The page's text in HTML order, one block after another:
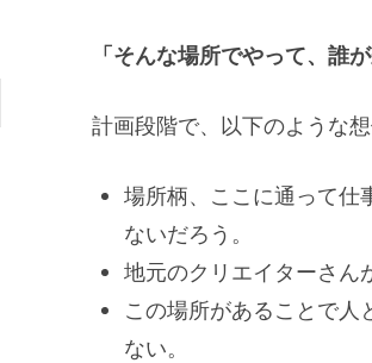
「そんな場所でやって、誰
計画段階で、以下のような
場所柄、ここに通って仕
ないだろう。
地元のクリエイターさん
この場所があることで人
ない。